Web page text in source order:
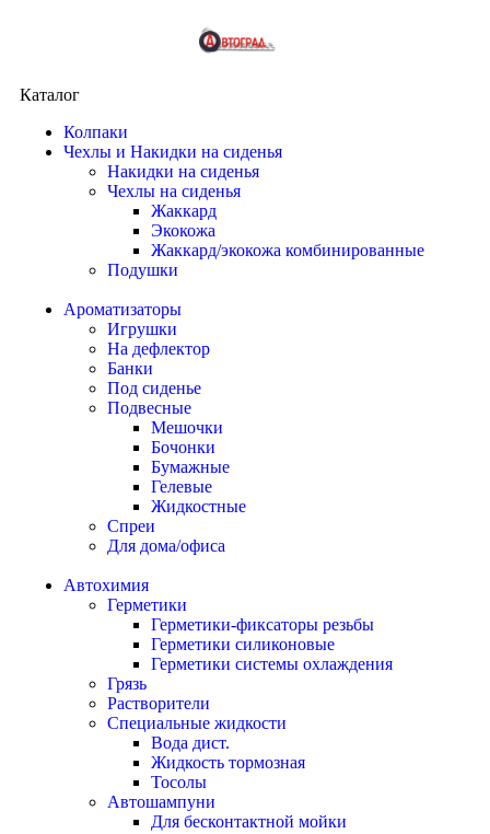
Каталог
Колпаки
Чехлы и Накидки на сиденья
Накидки на сиденья
Чехлы на сиденья
Жаккард
Экокожа
Жаккард/экокожа комбинированные
Подушки
Ароматизаторы
Игрушки
На дефлектор
Банки
Под сиденье
Подвесные
Мешочки
Бочонки
Бумажные
Гелевые
Жидкостные
Спреи
Для дома/офиса
Автохимия
Герметики
Герметики-фиксаторы резьбы
Герметики силиконовые
Герметики системы охлаждения
Грязь
Растворители
Специальные жидкости
Вода дист.
Жидкость тормозная
Тосолы
Автошампуни
Для бесконтактной мойки